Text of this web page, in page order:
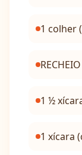
1 colher
RECHEIO
1 ½
1 xícara